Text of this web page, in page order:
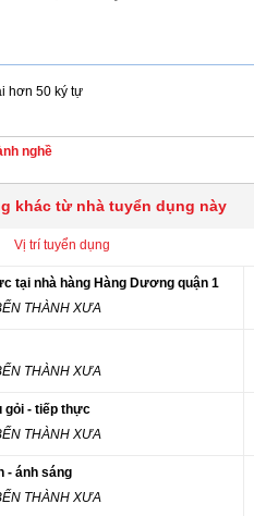
hơn 50 ký tự
nghề
khác từ nhà tuyển dụng này
Vị trí tuyển dụng
tại nhà hàng Hàng Dương quận 1
THÀNH XƯA
THÀNH XƯA
gỏi - tiếp thực
THÀNH XƯA
- ánh sáng
THÀNH XƯA